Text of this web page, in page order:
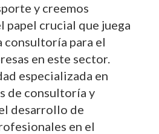
y creemos
papel crucial que juega
consultoría para el
en este sector.
especializada en
de consultoría y
desarrollo de
en el